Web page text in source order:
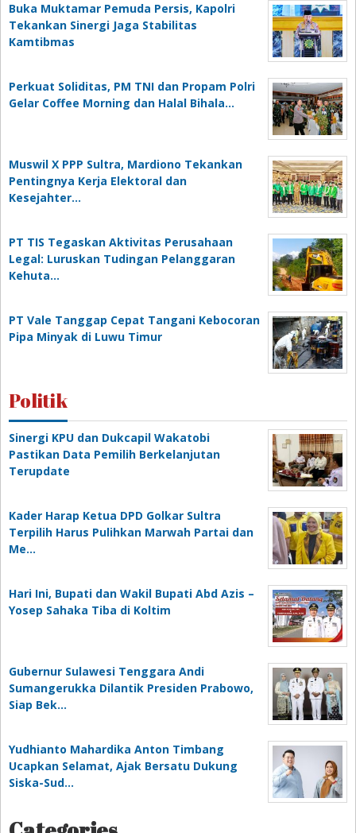
Buka Muktamar Pemuda Persis, Kapolri
Tekankan Sinergi Jaga Stabilitas
Kamtibmas
Perkuat Soliditas, PM TNI dan Propam Polri
Gelar Coffee Morning dan Halal Bihala…
Muswil X PPP Sultra, Mardiono Tekankan
Pentingnya Kerja Elektoral dan
Kesejahter…
PT TIS Tegaskan Aktivitas Perusahaan
Legal: Luruskan Tudingan Pelanggaran
Kehuta…
PT Vale Tanggap Cepat Tangani Kebocoran
Pipa Minyak di Luwu Timur
Politik
Sinergi KPU dan Dukcapil Wakatobi
Pastikan Data Pemilih Berkelanjutan
Terupdate
Kader Harap Ketua DPD Golkar Sultra
Terpilih Harus Pulihkan Marwah Partai dan
Me…
Hari Ini, Bupati dan Wakil Bupati Abd Azis –
Yosep Sahaka Tiba di Koltim
Gubernur Sulawesi Tenggara Andi
Sumangerukka Dilantik Presiden Prabowo,
Siap Bek…
Yudhianto Mahardika Anton Timbang
Ucapkan Selamat, Ajak Bersatu Dukung
Siska-Sud…